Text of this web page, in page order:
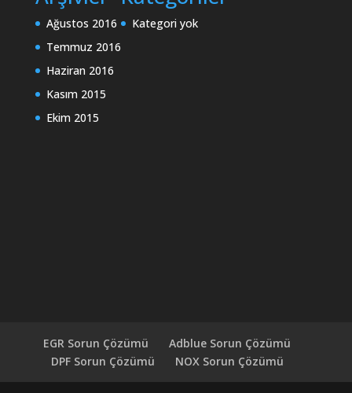
Ağustos 2016
Temmuz 2016
Haziran 2016
Kasım 2015
Ekim 2015
Kategori yok
EGR Sorun Çözümü
Adblue Sorun Çözümü
DPF Sorun Çözümü
NOX Sorun Çözümü